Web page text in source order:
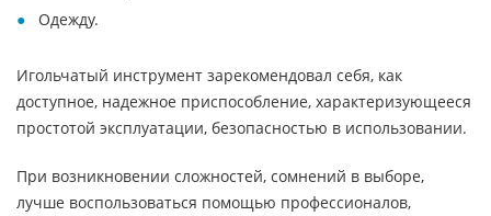
Одежду.
Игольчатый инструмент зарекомендовал себя, как
доступное, надежное приспособление, характеризующееся
простотой эксплуатации, безопасностью в использовании.
При возникновении сложностей, сомнений в выборе,
лучше воспользоваться помощью профессионалов,